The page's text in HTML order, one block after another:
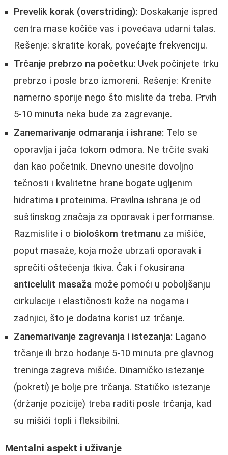
Prevelik korak (overstriding): Doskakanje ispred
centra mase kočiće vas i povećava udarni talas.
Rešenje: skratite korak, povećajte frekvenciju.
Trčanje prebrzo na početku: Uvek počinjete trku
prebrzo i posle brzo izmoreni. Rešenje: Krenite
namerno sporije nego što mislite da treba. Prvih
5-10 minuta neka bude za zagrevanje.
Zanemarivanje odmaranja i ishrane: Telo se
oporavlja i jača tokom odmora. Ne trčite svaki
dan kao početnik. Dnevno unesite dovoljno
tečnosti i kvalitetne hrane bogate ugljenim
hidratima i proteinima. Pravilna ishrana je od
suštinskog značaja za oporavak i performanse.
Razmislite i o biološkom tretmanu za mišiće,
poput masaže, koja može ubrzati oporavak i
sprečiti oštećenja tkiva. Čak i fokusirana
anticelulit masaža može pomoći u poboljšanju
cirkulacije i elastičnosti kože na nogama i
zadnjici, što je dodatna korist uz trčanje.
Zanemarivanje zagrevanja i istezanja: Lagano
trčanje ili brzo hodanje 5-10 minuta pre glavnog
treninga zagreva mišiće. Dinamičko istezanje
(pokreti) je bolje pre trčanja. Statičko istezanje
(držanje pozicije) treba raditi posle trčanja, kad
su mišići topli i fleksibilni.
Mentalni aspekt i uživanje